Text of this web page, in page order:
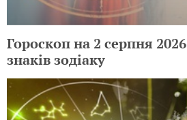
Гороскоп на 2 серпня
знаків зодіаку